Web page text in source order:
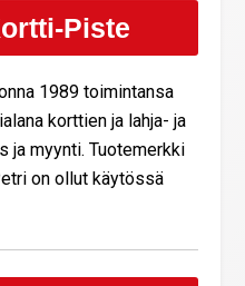
Piste
1989 toimintansa
korttien ja lahja- ja
ja myynti. Tuotemerkki
on ollut käytössä